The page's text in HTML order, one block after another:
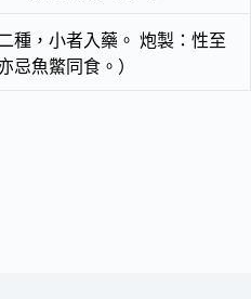
種，小者入藥。 炮製：性至
忌魚鱉同食。）